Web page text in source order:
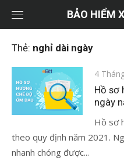
dung
BẢO HIỂM
Thẻ: nghỉ dài ngày
Đăng
vào
4
Hồ sơ
ngày
Hồ sơ
theo quy định năm 2021.
nhanh chóng được...